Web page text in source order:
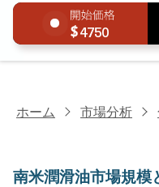
4750
ホーム 市場分析
南米潤滑油市場規模